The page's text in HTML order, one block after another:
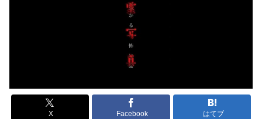
X Facebook はてブ